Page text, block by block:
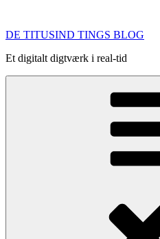
indhold
DE TITUSIND TINGS BLOG
Et digitalt digtværk i real-tid